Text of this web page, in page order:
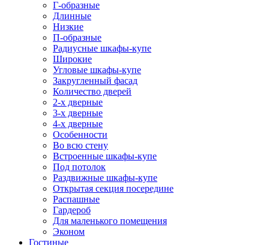
Г-образные
Длинные
Низкие
П-образные
Радиусные шкафы-купе
Широкие
Угловые шкафы-купе
Закругленный фасад
Количество дверей
2-х дверные
3-х дверные
4-х дверные
Особенности
Во всю стену
Встроенные шкафы-купе
Под потолок
Раздвижные шкафы-купе
Открытая секция посередине
Распашные
Гардероб
Для маленького помещения
Эконом
Гостиные